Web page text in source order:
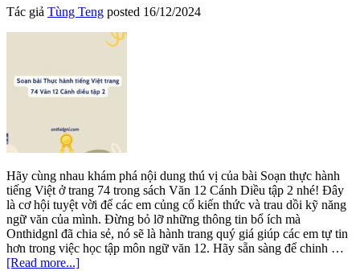
sánh,
đánh
giá
phẩm
thơ
12
Cánh
diều
2
Tác giả Tùng Teng posted 16/12/2024
Hãy cùng nhau khám phá nội dung thú vị của bài Soạn thực hành
tiếng Việt ở trang 74 trong sách Văn 12 Cánh Diều tập 2 nhé! Đây
là cơ hội tuyệt vời để các em củng cố kiến thức và trau dồi kỹ năng
ngữ văn của mình. Đừng bỏ lỡ những thông tin bổ ích mà
Onthidgnl đã chia sẻ, nó sẽ là hành trang quý giá giúp các em tự tin
hơn trong việc học tập môn ngữ văn 12. Hãy sẵn sàng để chinh …
[Read more...]about